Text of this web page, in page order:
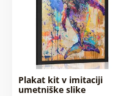
Plakat kit v imitaciji
umetniške slike